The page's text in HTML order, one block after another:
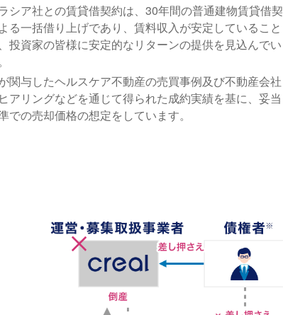
シア社との賃貸借契約は、30年間の普通建物賃貸借契
る一括借り上げであり、賃料収入が安定していること
投資家の皆様に安定的なリターンの提供を見込んでい
関与したヘルスケア不動産の売買事例及び不動産会社
アリングなどを通じて得られた成約実績を基に、妥当
での売却価格の想定をしています。